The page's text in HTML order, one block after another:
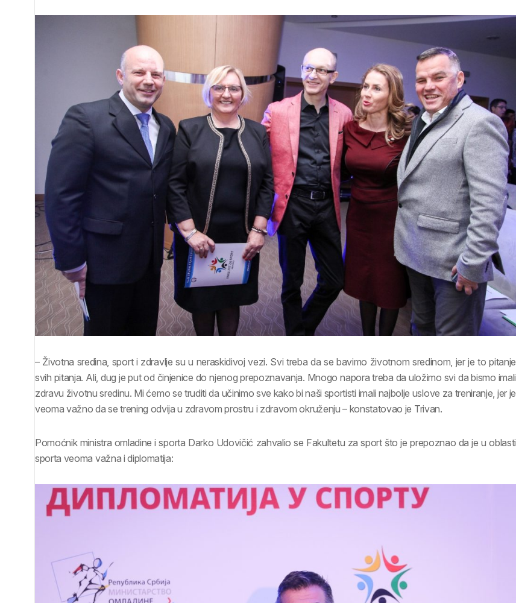
– Životna sredina, sport i zdravlje su u neraskidivoj vezi. Svi treba da se bavimo životnom sredinom, jer je to pitanje
svih pitanja. Ali, dug je put od činjenice do njenog prepoznavanja. Mnogo napora treba da uložimo svi da bismo imali
zdravu životnu sredinu. Mi ćemo se truditi da učinimo sve kako bi naši sportisti imali najbolje uslove za treniranje, jer je
veoma važno da se trening odvija u zdravom prostru i zdravom okruženju – konstatovao je Trivan.
Pomoćnik ministra omladine i sporta Darko Udovičić zahvalio se Fakultetu za sport što je prepoznao da je u oblasti
sporta veoma važna i diplomatija: